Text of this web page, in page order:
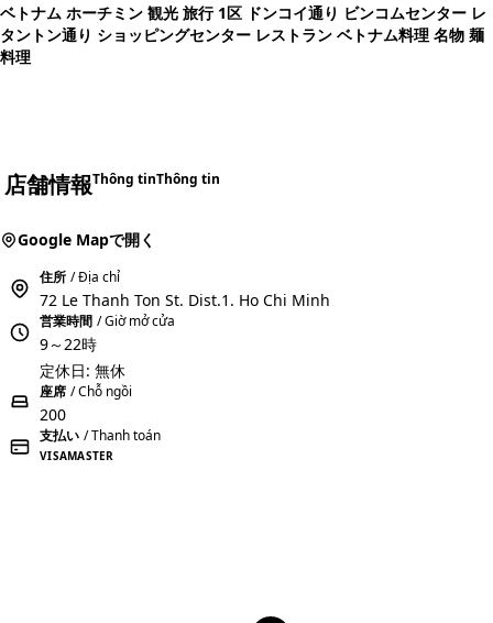
ベトナム ホーチミン 観光 旅行 1区 ドンコイ通り ビンコムセンター レ
タントン通り ショッピングセンター レストラン ベトナム料理 名物 麺
料理
店舗情報Thông tinThông tin
Google Mapで開く
住所 / Địa chỉ
72 Le Thanh Ton St. Dist.1. Ho Chi Minh
営業時間 / Giờ mở cửa
9～22時
定休日: 無休
座席 / Chỗ ngồi
200
支払い / Thanh toán
VISAMASTER